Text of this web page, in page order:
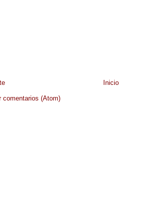
Inicio
comentarios (Atom)